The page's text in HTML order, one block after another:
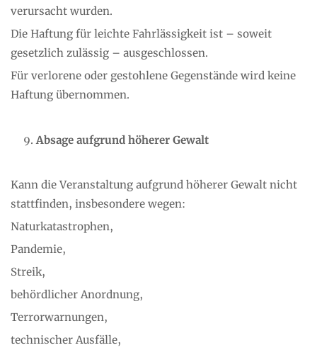
verursacht wurden.
Die Haftung für leichte Fahrlässigkeit ist – soweit
gesetzlich zulässig – ausgeschlossen.
Für verlorene oder gestohlene Gegenstände wird keine
Haftung übernommen.
Absage aufgrund höherer Gewalt
Kann die Veranstaltung aufgrund höherer Gewalt nicht
stattfinden, insbesondere wegen:
Naturkatastrophen,
Pandemie,
Streik,
behördlicher Anordnung,
Terrorwarnungen,
technischer Ausfälle,